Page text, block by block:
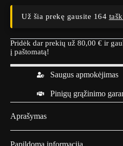
pirštinės
Twins
Žalia
Už šia prekę gausite 164
Pridėk dar prekių už 80,00 € ir
į paštomatą!
Saugus apmokėjimas
Pinigų grąžinimo
Aprašymas
Papildoma informacija